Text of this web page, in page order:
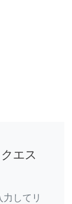
エス
してリ